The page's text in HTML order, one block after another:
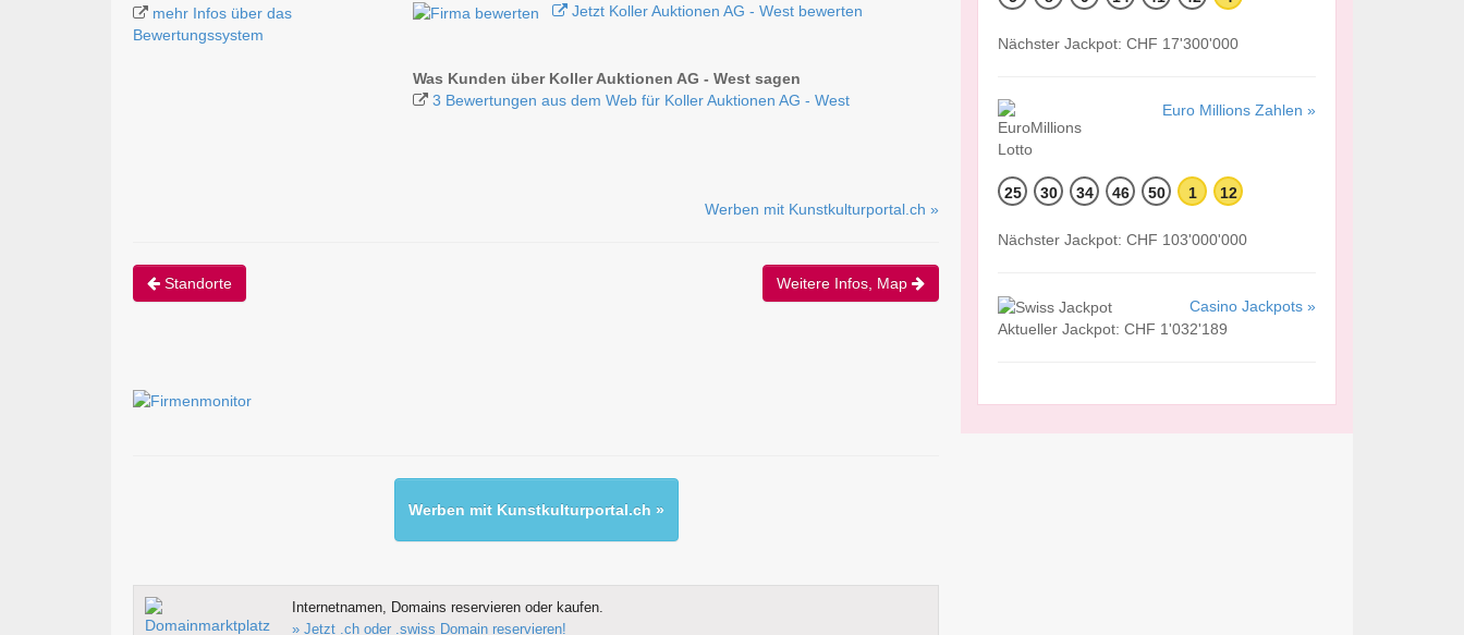
mehr Infos über das
Bewertungssystem
Jetzt Koller Auktionen AG - West bewerten
Was Kunden über Koller Auktionen AG - West sagen
3 Bewertungen aus dem Web für Koller Auktionen AG - West
Werben mit Kunstkulturportal.ch »
Standorte Weitere Infos, Map
Werben mit Kunstkulturportal.ch »
Internetnamen, Domains reservieren oder kaufen.
» Jetzt .ch oder .swiss Domain reservieren!
Nächster Jackpot: CHF 17'300'000
Euro Millions Zahlen »
25 30 34 46 50 1 12
Nächster Jackpot: CHF 103'000'000
Casino Jackpots »
Aktueller Jackpot: CHF 1'032'189